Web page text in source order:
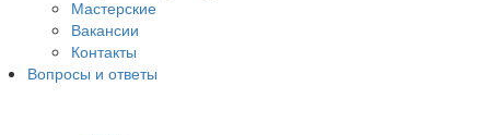
Мастерские
Вакансии
Контакты
Вопросы и ответы